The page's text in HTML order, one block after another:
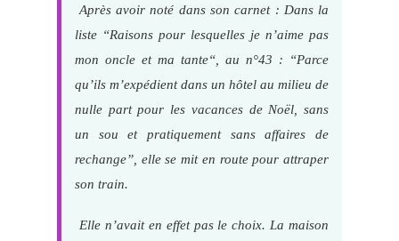
Après avoir noté dans son carnet : Dans la
liste “Raisons pour lesquelles je n’aime pas
mon oncle et ma tante“, au n°43 : “Parce
qu’ils m’expédient dans un hôtel au milieu de
nulle part pour les vacances de Noël, sans
un sou et pratiquement sans affaires de
rechange”, elle se mit en route pour attraper
son train.
Elle n’avait en effet pas le choix. La maison